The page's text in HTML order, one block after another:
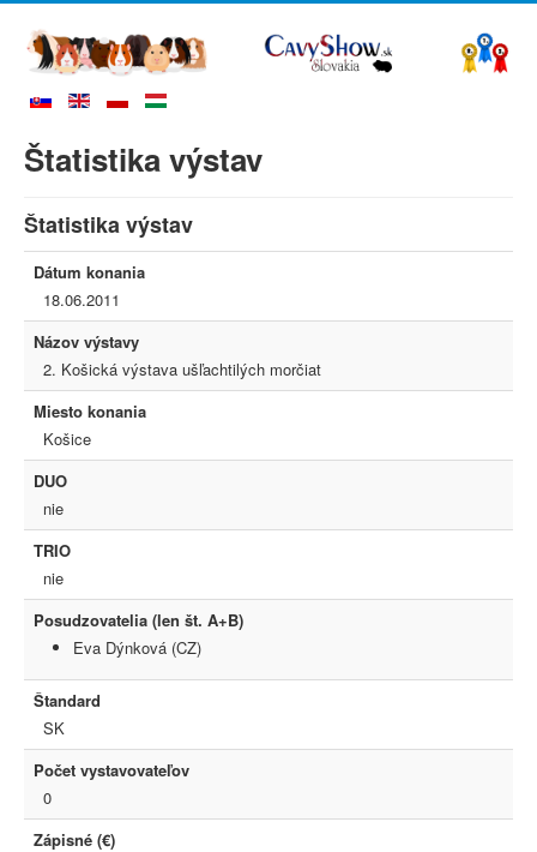
Štatistika výstav
Štatistika výstav
Dátum konania
18.06.2011
Názov výstavy
2. Košická výstava ušľachtilých morčiat
Miesto konania
Košice
DUO
nie
TRIO
nie
Posudzovatelia (len št. A+B)
Eva Dýnková (CZ)
Štandard
SK
Počet vystavovateľov
0
Zápisné (€)